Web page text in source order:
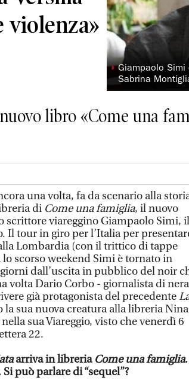
violenza»
◗Giampaolo
Sabrina
libro «Come una
una volta, fa da scenario alla
di Come una famiglia, il nuovo
scrittore viareggino Giampaolo Simi, il
Il tour in giro per l’Italia per
Lombardia (con il trittico di tappe
scorso weekend Simi è tornato in
dall’uscita in pubblico del noir
volta Dario Corbo - giornalista di nera
già protagonista del precedente
sua nuova creatura alla libreria
sua Viareggio, visto che venerdì 6
22.
arriva in libreria Come una famiglia
può parlare di “sequel”?